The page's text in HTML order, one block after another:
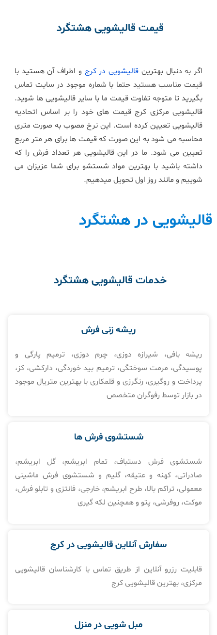
قیمت قالیشوییهشتگرد
اگر به دنبال بهترین قالیشویی در کرج و اطراف آن هستید با
قیمت مناسب هستید حتما با شماره موجود در سایت تماس
بگیرید تا متوجه تفاوت قیمت ما با سایر قالیشویی ها شوید.
قالیشویی مرکزی کرج قیمت های خود را بر اساس اتحادیه
قالیشویی تعیین کرده است. این نرخ مصوب به صورت متری
محاسبه می شود به این صورت که قیمت ها برای هر متر مربع
تعیین می شود. ما در این قالیشویی هر تعداد فرش را که
داشته باشید با بهترین مواد شستشو برای شما عزیزان می
شوییم و مانند روز اول تحویل میدهیم.
قالیشویی در هشتگرد
خدمات قالیشوییهشتگرد
ریشه زنی فرش
ریشه بافی، شیرازه دوزی، چرم دوزی، ترمیم پارگی و
پوسیدگی، مرمت سوختگی، ترمیم بید خوردگی، دارکشی، کز،
پرداخت و روگیری، رنگرزی و قلمکاری با بهترین متریال موجود
در بازار توسط رفوگران متخصص
شستشوی فرش ها​
شستشوی فرش دستباف، تمام ابریشم، گل ابریشم،
صادراتی، کهنه و عتیقه، گلیم و شستشوی فرش ماشینی
معمولی، تراکم بالا، طرح ابریشم، خارجی، فانتزی و تابلو فرش،
موکت، روفرشی، پتو و همچنین لکه گیری
سفارش آنلاین قالیشویی در کرج
قابلیت رزرو آنلاین از طریق تماس با کارشناسان قالیشویی
مرکزی، بهترین قالیشویی کرج
مبل شویی در منزل​